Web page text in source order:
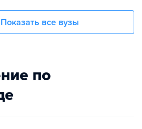
Показать все вузы
по